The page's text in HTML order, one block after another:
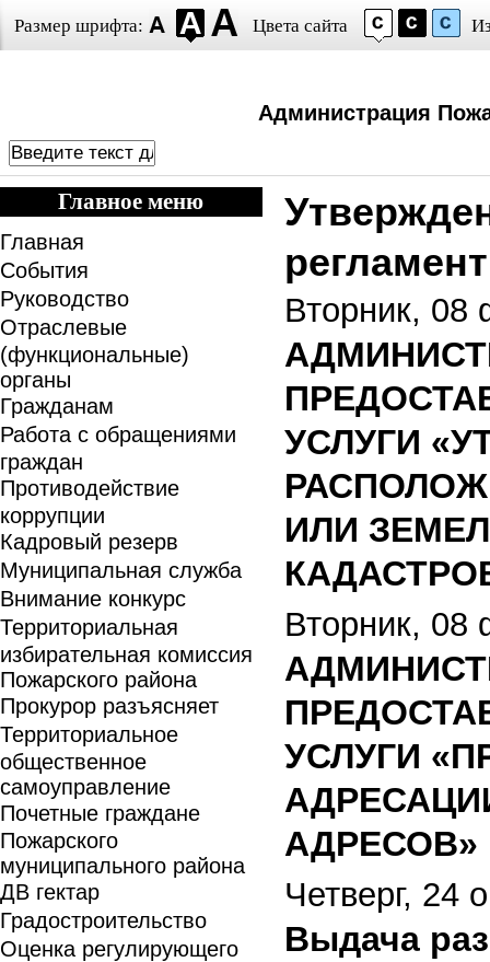
Размер шрифта: Цвета сайта
Администрация
Главное меню
Главная
События
Руководство
Отраслевые
(функциональные)
органы
Гражданам
Работа с обращениями
граждан
Противодействие
коррупции
Кадровый резерв
Муниципальная служба
Внимание конкурс
Территориальная
избирательная комиссия
Пожарского района
Прокурор разъясняет
Территориальное
общественное
самоуправление
Почетные граждане
Пожарского
муниципального района
ДВ гектар
Градостроительство
Оценка регулирующего
Вторник, 08
УСЛУГИ
ИЛИ
Вторник, 08
УСЛУГИ
АДРЕСОВ»
Четверг, 24
Выдача